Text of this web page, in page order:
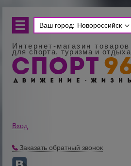
Ваш город: Новороссийск
Интернет-магазин товаров
для спорта, туризма и отдыха
Вход
Заказать обратный звонок